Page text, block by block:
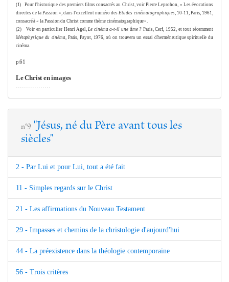
(1)
Pour l'historique des premiers films consacrés au Christ, voir Pierre Leprohon, « Les évocations
directes de la Passion », dans l'excellent numéro desEtudes cinématographi­ques, 10-11, Paris, 1961,
consacré à « la Passion du Christ comme thème cinématographi­que ».
(2)
Voir en particulier Henri Agel,Le cinéma a-t-il une âme? Paris, Cerf, 1952, et tout ré­cemment
Métaphysique du cinéma, Paris, Payot, 1976, où on trouvera un essai d'herméneu­tique spirituelle du
cinéma.
p.61
Le Christ en images
n°9 "Jésus, né du Père avant tous les
siècles"
2 - Par Lui et pour Lui, tout a été fait
11 - Simples regards sur le Christ
21 - Les affirmations du Nouveau Testament
29 - Impasses et chemins de la christologie d'aujourd'hui
44 - La préexistence dans la théologie contemporaine
56 - Trois critères